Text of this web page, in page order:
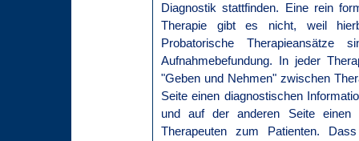
Diagnostik stattfinden. Eine rein
Therapie gibt es nicht, weil
Probatorische Therapieansätze
Aufnahmebefundung. In jeder
"Geben und Nehmen" zwischen
Seite einen diagnostischen
und auf der anderen Seite einen
Therapeuten zum Patienten.